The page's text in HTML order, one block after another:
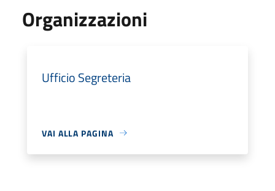
Organizzazioni
Ufficio Segreteria
VAI ALLA PAGINA